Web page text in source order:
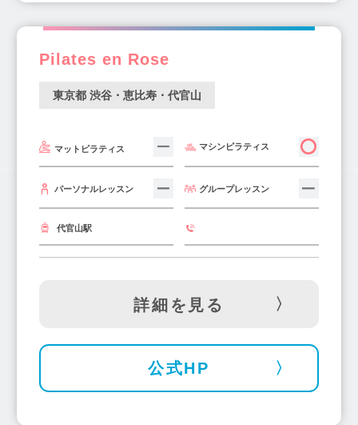
Pilates en Rose
東京都 渋谷・恵比寿・代官山
マットピラティス マシンピラティス
パーソナルレッスン グループレッスン
代官山駅
詳細を見る
公式HP